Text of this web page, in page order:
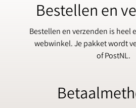
Bestellen en
Bestellen en verzenden is heel
webwinkel. Je pakket wordt
of PostNL.